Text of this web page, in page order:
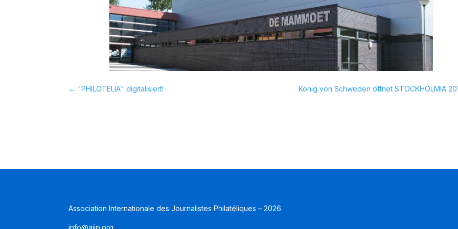
← "PHILOTELIA" digitalisiert! König von Schweden öffnet STOCKHOLMIA
Association Internationale des Journalistes Philatéliques – 2026
info@aijp.org